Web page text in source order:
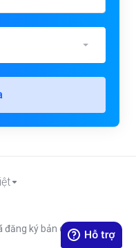
đăng ký bản quyền.